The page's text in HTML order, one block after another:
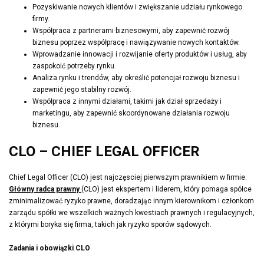
Pozyskiwanie nowych klientów i zwiększanie udziału rynkowego
firmy.
Współpraca z partnerami biznesowymi, aby zapewnić rozwój
biznesu poprzez współpracę i nawiązywanie nowych kontaktów.
Wprowadzanie innowacji i rozwijanie oferty produktów i usług, aby
zaspokoić potrzeby rynku.
Analiza rynku i trendów, aby określić potencjał rozwoju biznesu i
zapewnić jego stabilny rozwój.
Współpraca z innymi działami, takimi jak dział sprzedaży i
marketingu, aby zapewnić skoordynowane działania rozwoju
biznesu.
CLO – CHIEF LEGAL OFFICER
Chief Legal Officer (CLO) jest najczęsciej pierwszym prawnikiem w firmie.
Główny radca prawny (CLO) jest ekspertem i liderem, który pomaga spółce
zminimalizować ryzyko prawne, doradzając innym kierownikom i członkom
zarządu spółki we wszelkich ważnych kwestiach prawnych i regulacyjnych,
z którymi boryka się firma, takich jak ryzyko sporów sądowych.
Zadania i obowiązki CLO